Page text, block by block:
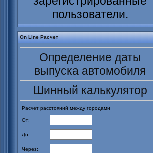
пользователи.
On Line Расчет
Определение даты
выпуска автомобиля
Шинный калькулятор
Расчет расстояний между городами
От:
До:
Через: